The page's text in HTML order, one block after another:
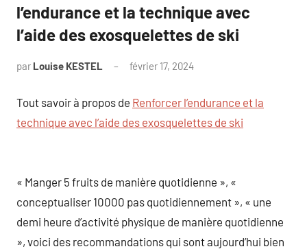
l’endurance et la technique avec
l’aide des exosquelettes de ski
par Louise KESTEL février 17, 2024
Tout savoir à propos de Renforcer l’endurance et la
technique avec l’aide des exosquelettes de ski
« Manger 5 fruits de manière quotidienne », «
conceptualiser 10000 pas quotidiennement », « une
demi heure d’activité physique de manière quotidienne
», voici des recommandations qui sont aujourd’hui bien